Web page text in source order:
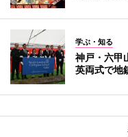
学ぶ・知る
神戸・六甲
英両式で地